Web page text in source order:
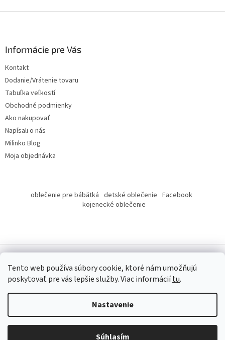
Tento web používa súbory cookie, ktoré nám umožňujú
poskytovať pre vás lepšie služby.Viac informáciítu.
Nastavenie
Súhlasím
Informácie pre Vás
Kontakt
Dodanie/Vrátenie tovaru
Tabuľka veľkostí
Obchodné podmienky
Ako nakupovať
Napísali o nás
Milinko Blog
Moja objednávka
oblečenie pre bábätká detské oblečenie Facebook
kojenecké oblečenie
Copyright 2026Milinko oblečenie. Všetky práva vyhradené.